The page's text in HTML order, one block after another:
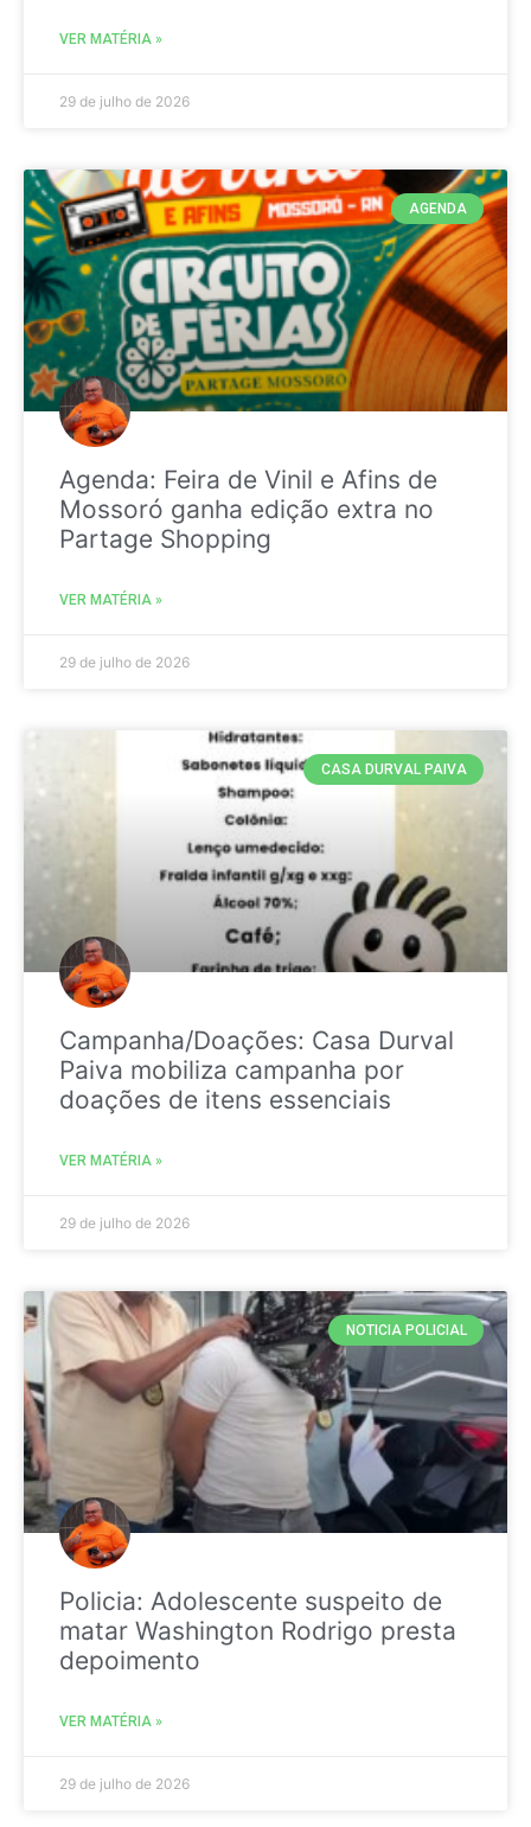
VER MATÉRIA »
29 de julho de 2026
AGENDA
Agenda: Feira de Vinil e Afins de
Mossoró ganha edição extra no
Partage Shopping
VER MATÉRIA »
29 de julho de 2026
CASA DURVAL PAIVA
Campanha/Doações: Casa Durval
Paiva mobiliza campanha por
doações de itens essenciais
VER MATÉRIA »
29 de julho de 2026
NOTICIA POLICIAL
Policia: Adolescente suspeito de
matar Washington Rodrigo presta
depoimento
VER MATÉRIA »
29 de julho de 2026